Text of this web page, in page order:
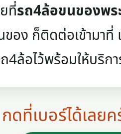
ที่รถ4ล้อขนของพร
ของ ก็ติดต่อเข้ามา
ถ4ล้อไว้พร้อมให้บริ
กดที่เบอร์ได้เลย